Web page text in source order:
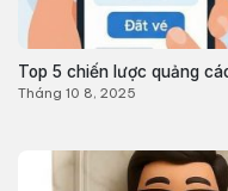
Top 5 chiến lược quảng
Tháng 10 8, 2025